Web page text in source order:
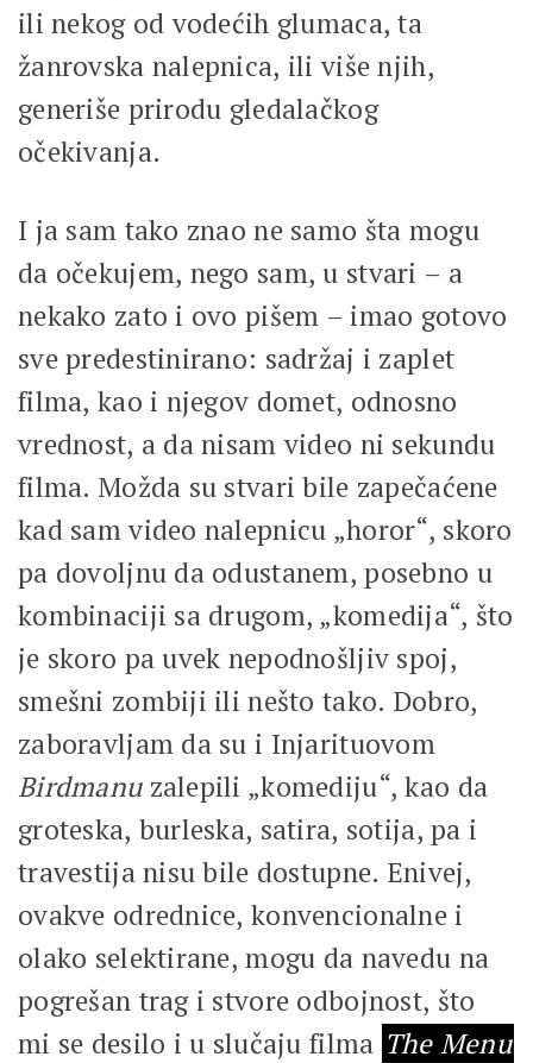
ili nekog od vodećih glumaca, ta
žanrovska nalepnica, ili više njih,
generiše prirodu gledalačkog
očekivanja.
I ja sam tako znao ne samo šta mogu
da očekujem, nego sam, u stvari – a
nekako zato i ovo pišem – imao gotovo
sve predestinirano: sadržaj i zaplet
filma, kao i njegov domet, odnosno
vrednost, a da nisam video ni sekundu
filma. Možda su stvari bile zapečaćene
kad sam video nalepnicu „horor“, skoro
pa dovoljnu da odustanem, posebno u
kombinaciji sa drugom, „komedija“, što
je skoro pa uvek nepodnošljiv spoj,
smešni zombiji ili nešto tako. Dobro,
zaboravljam da su i Injarituovom
Birdmanuzalepili „komediju“, kao da
groteska, burleska, satira, sotija, pa i
travestija nisu bile dostupne. Enivej,
ovakve odrednice, konvencionalne i
olako selektirane, mogu da navedu na
pogrešan trag i stvore odbojnost, što
mi se desilo i u slučaju filma The Menu